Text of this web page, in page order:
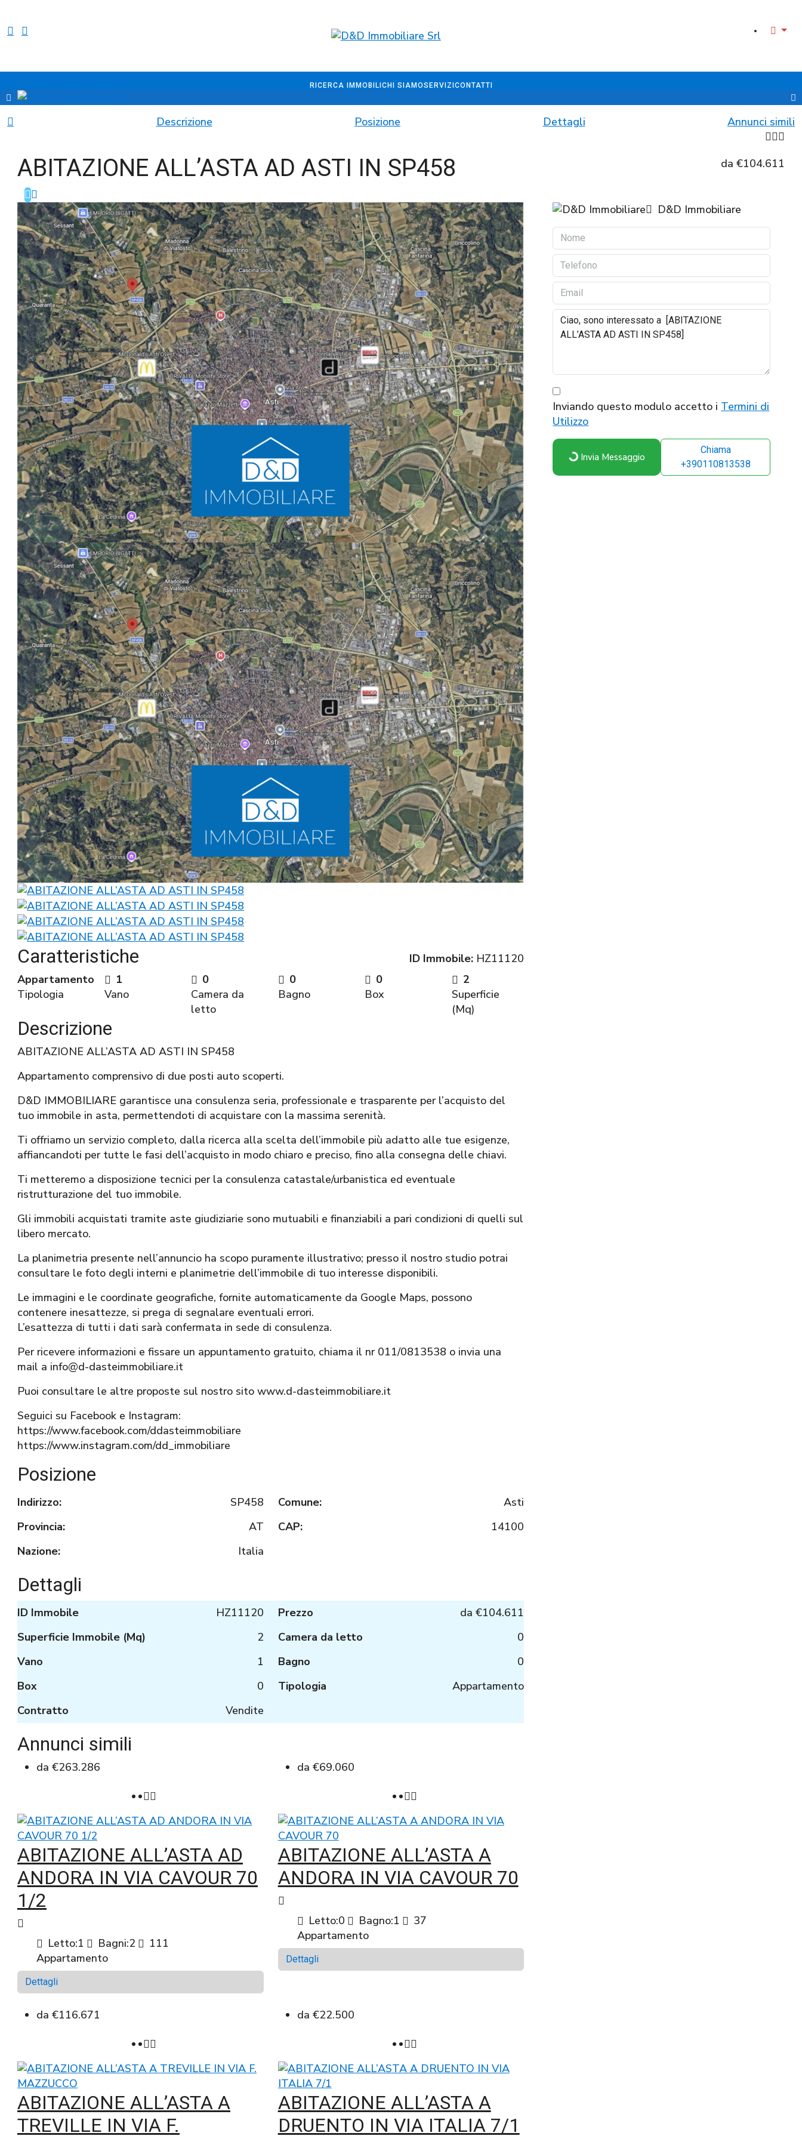
RICERCA IMMOBILI CHI SIAMOSERVIZI CONTATTI
Descrizione Posizione Dettagli Annunci simili
ABITAZIONE ALL’ASTA AD ASTI IN SP458 da €104.611
Caratteristiche ID Immobile: HZ11120
Appartamento
Tipologia
1
Vano
0
Camera da
letto
0
Bagno
0
Box
2
Superficie
(Mq)
Descrizione
ABITAZIONE ALL’ASTA AD ASTI IN SP458
Appartamento comprensivo di due posti auto scoperti.
D&D IMMOBILIARE garantisce una consulenza seria, professionale e trasparente per l’acquisto del
tuo immobile in asta, permettendoti di acquistare con la massima serenità.
Ti offriamo un servizio completo, dalla ricerca alla scelta dell’immobile più adatto alle tue esigenze,
affiancandoti per tutte le fasi dell’acquisto in modo chiaro e preciso, fino alla consegna delle chiavi.
Ti metteremo a disposizione tecnici per la consulenza catastale/urbanistica ed eventuale
ristrutturazione del tuo immobile.
Gli immobili acquistati tramite aste giudiziarie sono mutuabili e finanziabili a pari condizioni di quelli sul
libero mercato.
La planimetria presente nell’annuncio ha scopo puramente illustrativo; presso il nostro studio potrai
consultare le foto degli interni e planimetrie dell’immobile di tuo interesse disponibili.
Le immagini e le coordinate geografiche, fornite automaticamente da Google Maps, possono
contenere inesattezze, si prega di segnalare eventuali errori.
L’esattezza di tutti i dati sarà confermata in sede di consulenza.
Per ricevere informazioni e fissare un appuntamento gratuito, chiama il nr 011/0813538 o invia una
mail a info@d-dasteimmobiliare.it
Puoi consultare le altre proposte sul nostro sito www.d-dasteimmobiliare.it
Seguici su Facebook e Instagram:
https://www.facebook.com/ddasteimmobiliare
https://www.instagram.com/dd_immobiliare
Posizione
Indirizzo: SP458 Comune:
Asti
Provincia:
AT CAP:
14100
Nazione:
Italia
Dettagli
ID Immobile HZ11120 Prezzo da €104.611
Superficie Immobile (Mq)
2 Camera da letto
0
Vano
1 Bagno
0
Box
0 Tipologia
Appartamento
Contratto
Vendite
Annunci simili
da €263.286
ABITAZIONE ALL’ASTA AD
ANDORA IN VIA CAVOUR 70
1/2
Letto:1 Bagni:2
111
Appartamento
Dettagli
da €69.060
ABITAZIONE ALL’ASTA A
ANDORA IN VIA CAVOUR 70
Letto:0 Bagno:1
37
Appartamento
Dettagli
da €116.671
ABITAZIONE ALL’ASTA A
TREVILLE IN VIA F.
da €22.500
ABITAZIONE ALL’ASTA A
DRUENTO IN VIA ITALIA 7/1
D&D Immobiliare
Inviando questo modulo accetto i Termini di
Utilizzo
Invia Messaggio
Chiama
+390110813538